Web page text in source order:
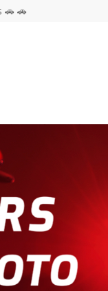
🚗 🚗